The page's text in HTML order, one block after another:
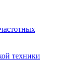
техники